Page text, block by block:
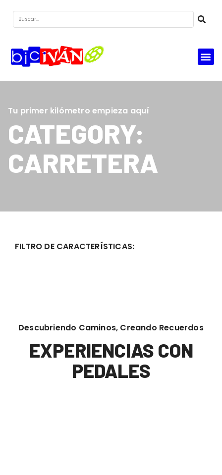
Tu primer kilómetro empieza aquí
CATEGORY:
CARRETERA
FILTRO DE CARACTERÍSTICAS:
Descubriendo Caminos, Creando Recuerdos
EXPERIENCIAS CON
PEDALES